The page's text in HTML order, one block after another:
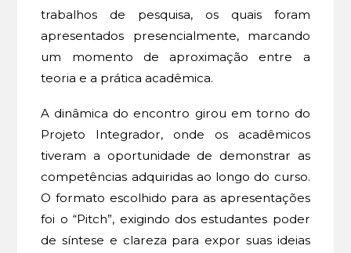
trabalhos de pesquisa, os quais foram
apresentados presencialmente, marcando
um momento de aproximação entre a
teoria e a prática acadêmica.
A dinâmica do encontro girou em torno do
Projeto Integrador, onde os acadêmicos
tiveram a oportunidade de demonstrar as
competências adquiridas ao longo do curso.
O formato escolhido para as apresentações
foi o “Pitch”, exigindo dos estudantes poder
de síntese e clareza para expor suas ideias